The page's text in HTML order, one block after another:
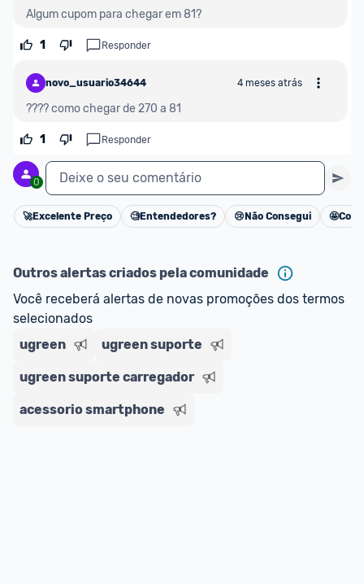
Algum cupom para chegar em 81?
1 Responder
novo_usuario34644 4 meses atrás
???? como chegar de 270 a 81
1 Responder
0 Deixe o seu comentário
Cancelar
🚀Excelente Preço 🧐Entendedores? 😢 Não Consegui 🤩
Outros alertas criados pela comunidade
Você receberá alertas de novas promoções dos termos
selecionados
ugreen
ugreen suporte
ugreen suporte carregador
acessorio smartphone